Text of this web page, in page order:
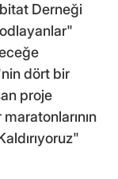
Derneği
dört bir
proje